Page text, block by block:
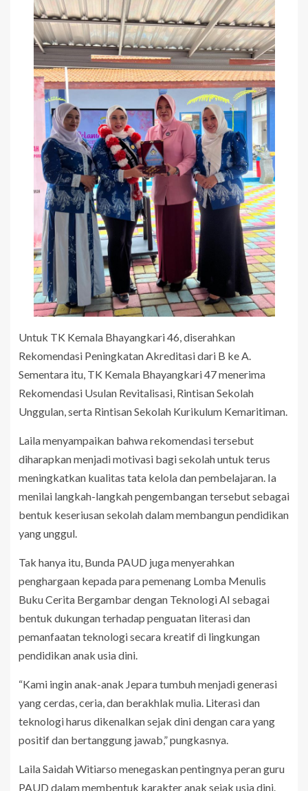
Untuk TK Kemala Bhayangkari 46, diserahkan
Rekomendasi Peningkatan Akreditasi dari B ke A.
Sementara itu, TK Kemala Bhayangkari 47 menerima
Rekomendasi Usulan Revitalisasi, Rintisan Sekolah
Unggulan, serta Rintisan Sekolah Kurikulum Kemaritiman.
Laila menyampaikan bahwa rekomendasi tersebut
diharapkan menjadi motivasi bagi sekolah untuk terus
meningkatkan kualitas tata kelola dan pembelajaran. Ia
menilai langkah-langkah pengembangan tersebut sebagai
bentuk keseriusan sekolah dalam membangun pendidikan
yang unggul.
Tak hanya itu, Bunda PAUD juga menyerahkan
penghargaan kepada para pemenang Lomba Menulis
Buku Cerita Bergambar dengan Teknologi AI sebagai
bentuk dukungan terhadap penguatan literasi dan
pemanfaatan teknologi secara kreatif di lingkungan
pendidikan anak usia dini.
“Kami ingin anak-anak Jepara tumbuh menjadi generasi
yang cerdas, ceria, dan berakhlak mulia. Literasi dan
teknologi harus dikenalkan sejak dini dengan cara yang
positif dan bertanggung jawab,” pungkasnya.
Laila Saidah Witiarso menegaskan pentingnya peran guru
PAUD dalam membentuk karakter anak sejak usia dini.